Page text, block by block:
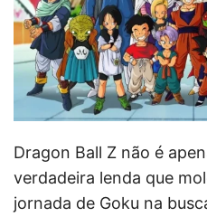
Dragon Ball Z não é
verdadeira lenda que
jornada de Goku na